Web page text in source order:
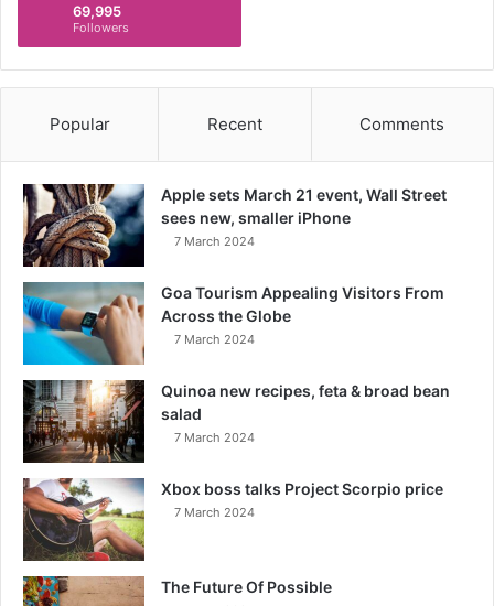
69,995
Followers
Popular Recent Comments
Apple sets March 21 event, Wall Street
sees new, smaller iPhone
7 March 2024
Goa Tourism Appealing Visitors From
Across the Globe
7 March 2024
Quinoa new recipes, feta & broad bean
salad
7 March 2024
Xbox boss talks Project Scorpio price
7 March 2024
The Future Of Possible